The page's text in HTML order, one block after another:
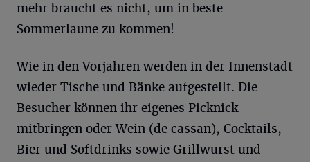
mehr braucht es nicht, um in beste
Sommerlaune zu kommen!
Wie in den Vorjahren werden in der Innenstadt
wieder Tische und Bänke aufgestellt. Die
Besucher können ihr eigenes Picknick
mitbringen oder Wein (de cassan), Cocktails,
Bier und Softdrinks sowie Grillwurst und